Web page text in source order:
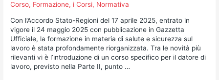
Corso, Formazione, i Corsi, Normativa
Con l’Accordo Stato-Regioni del 17 aprile 2025, entrato in
vigore il 24 maggio 2025 con pubblicazione in Gazzetta
Ufficiale, la formazione in materia di salute e sicurezza sul
lavoro è stata profondamente riorganizzata. Tra le novità più
rilevanti vi è l’introduzione di un corso specifico per il datore di
lavoro, previsto nella Parte II, punto …